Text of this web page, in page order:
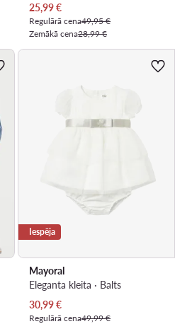
Pašreizējā cena
25,99€
Regulārā cena49,95 €
Zemākā cena28,99 €
Iespēja
Mayoral
Eleganta kleita · Balts
Pašreizējā cena
30,99€
Regulārā cena49,99 €